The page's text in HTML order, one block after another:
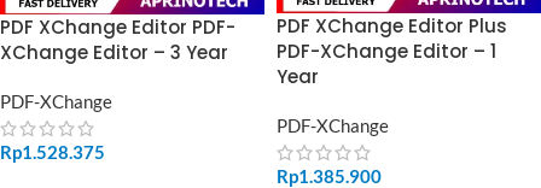
PDF XChange Editor PDF-
XChange Editor – 3 Year
PDF-XChange
Rp1.528.375
PDF XChange Editor Plus
PDF-XChange Editor – 1
Year
PDF-XChange
Rp1.385.900